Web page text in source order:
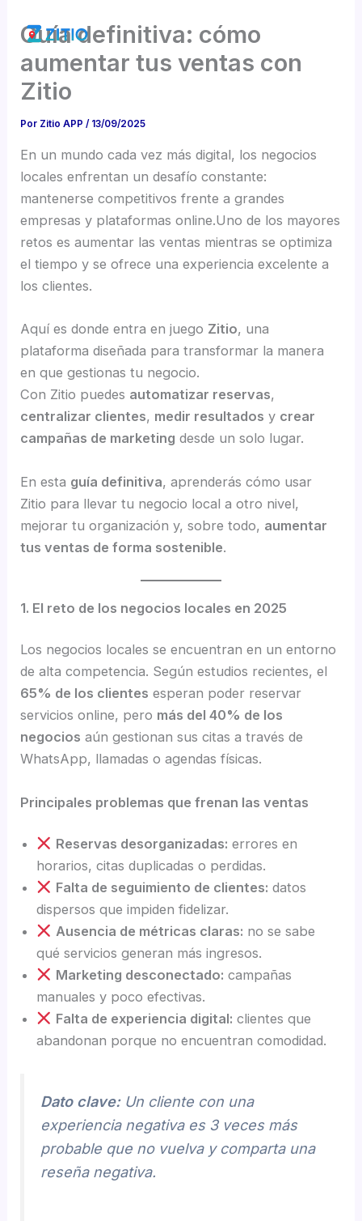
Guía definitiva: cómo
aumentar tus ventas con
Zitio
Por Zitio APP/ 13/09/2025
En un mundo cada vez más digital, los negocios
locales enfrentan un desafío constante:
mantenerse competitivos frente a grandes
empresas y plataformas online.Uno de los mayores
retos es aumentar las ventas mientras se optimiza
el tiempo y se ofrece una experiencia excelente a
los clientes.
Aquí es donde entra en juego Zitio, una
plataforma diseñada para transformar la manera
en que gestionas tu negocio.
Con Zitio puedes automatizar reservas,
centralizar clientes, medir resultados y crear
campañas de marketing desde un solo lugar.
En esta guía definitiva, aprenderás cómo usar
Zitio para llevar tu negocio local a otro nivel,
mejorar tu organización y, sobre todo, aumentar
tus ventas de forma sostenible.
1. El reto de los negocios locales en 2025
Los negocios locales se encuentran en un entorno
de alta competencia. Según estudios recientes, el
65% de los clientes esperan poder reservar
servicios online, pero más del 40% de los
negocios aún gestionan sus citas a través de
WhatsApp, llamadas o agendas físicas.
Principales problemas que frenan las ventas
Reservas desorganizadas: errores en
horarios, citas duplicadas o perdidas.
Falta de seguimiento de clientes: datos
dispersos que impiden fidelizar.
Ausencia de métricas claras: no se sabe
qué servicios generan más ingresos.
Marketing desconectado: campañas
manuales y poco efectivas.
Falta de experiencia digital: clientes que
abandonan porque no encuentran comodidad.
Dato clave:Un cliente con una
experiencia negativa es 3 veces más
probable que no vuelva y comparta una
reseña negativa.